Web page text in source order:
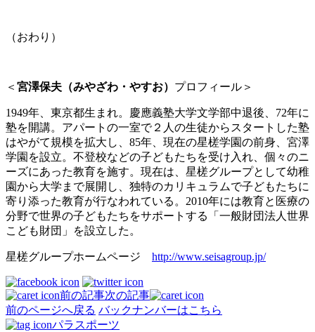
（おわり）
＜ 宮澤保夫（みやざわ・やすお） プロフィール＞
1949年、東京都生まれ。慶應義塾大学文学部中退後、72年に
塾を開講。アパートの一室で２人の生徒からスタートした塾
はやがて規模を拡大し、85年、現在の星槎学園の前身、宮澤
学園を設立。不登校などの子どもたちを受け入れ、個々のニ
ーズにあった教育を施す。現在は、星槎グループとして幼稚
園から大学まで展開し、独特のカリキュラムで子どもたちに
寄り添った教育が行なわれている。2010年には教育と医療の
分野で世界の子どもたちをサポートする「一般財団法人世界
こども財団」を設立した。
星槎グループホームページ http://www.seisagroup.jp/
前の記事次の記事
前のページへ戻る バックナンバーはこちら
パラスポーツ